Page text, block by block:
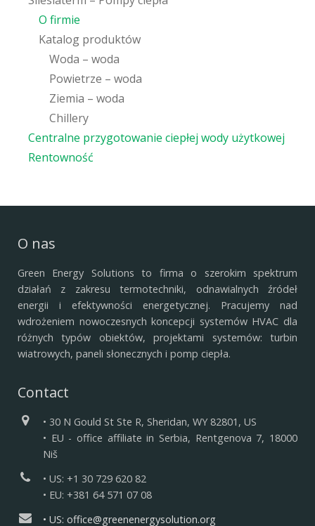
O firmie
Katalog produktów
Woda – woda
Powietrze – woda
Ziemia – woda
Chillery
Centralne przygotowanie ciepłej wody użytkowej
Rentowność
O nas
Green Energy Solutions to firma o szerokim spektrum
działań z zakresu termotechniki, odnawialnych źródeł
energii i efektywności energetycznej.
Pracujemy nad
wdrożeniem nowoczesnych koncepcji systemów HVAC dla
różnych typów obiektów, projektami systemów: turbin
wiatrowych, paneli słonecznych i pomp ciepła.
Contact
• 30 N Gould St Ste R, Sheridan, WY 82801, US
• EU - office affiliate in Serbia, Rentgenova 7, 18000
Niš
• US: +1 30 729 620 82
• EU: +381 64 571 07 08
• US: office@greenenergysolution.org